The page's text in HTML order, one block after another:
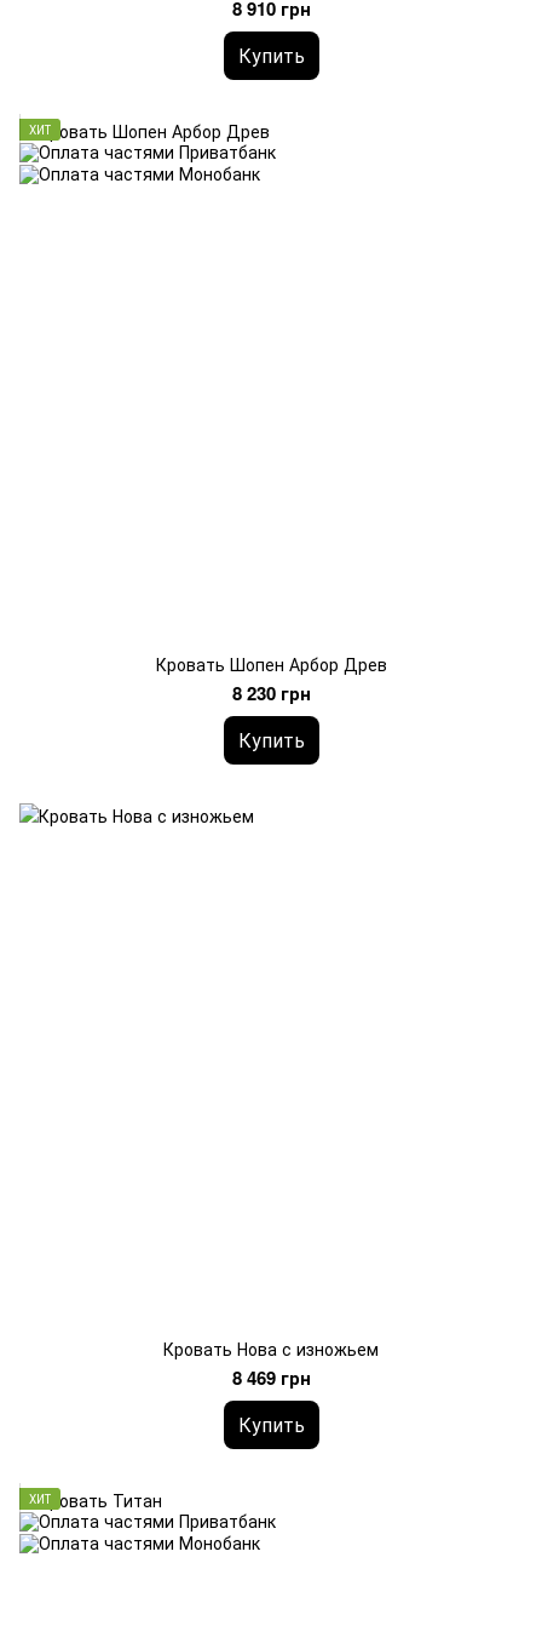
8 910 грн
Купить
ХИТ
Кровать Шопен Арбор Древ
8 230 грн
Купить
Кровать Нова с изножьем
8 469 грн
Купить
ХИТ